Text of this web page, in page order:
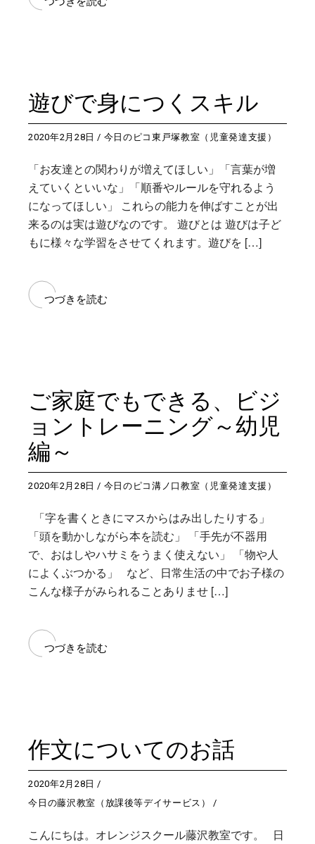
遊びで身につくスキル
2020年2月28日 今日のピコ東戸塚教室（児童発達支援）
「お友達との関わりが増えてほしい」「言葉が増
えていくといいな」「順番やルールを守れるよう
になってほしい」 これらの能力を伸ばすことが出
来るのは実は遊びなのです。 遊びとは 遊びは子ど
もに様々な学習をさせてくれます。遊びを […]
つづきを読む
ご家庭でもできる、ビジ
ョントレーニング～幼児
編～
2020年2月28日 今日のピコ溝ノ口教室（児童発達支援）
「字を書くときにマスからはみ出したりする」
「頭を動かしながら本を読む」 「手先が不器用
で、おはしやハサミをうまく使えない」 「物や人
によくぶつかる」 など、日常生活の中でお子様の
こんな様子がみられることありませ […]
つづきを読む
作文についてのお話
2020年2月28日
今日の藤沢教室（放課後等デイサービス）
こんにちは。オレンジスクール藤沢教室です。 日